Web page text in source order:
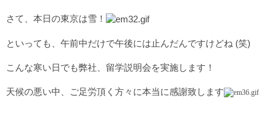
さて、本日の東京は雪！
といっても、午前中だけで午後には止んだんですけどね (笑)
こんな寒い日でも弊社、留学説明会を実施します！
天候の悪い中、ご足労頂く方々に本当に感謝致します